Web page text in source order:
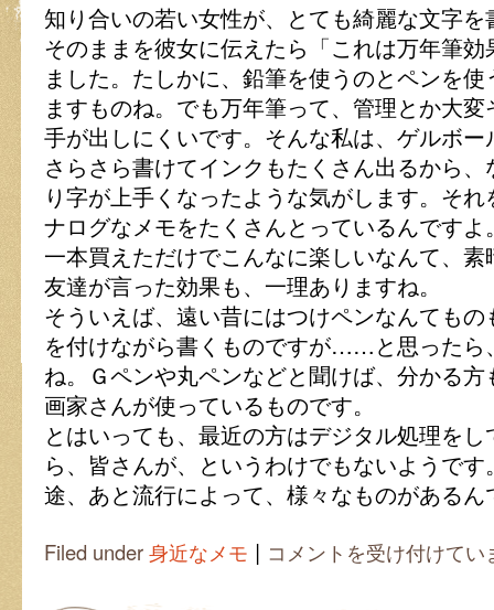
知り合いの若い女性が、とても綺麗な文字
そのままを彼女に伝えたら「これは万年筆
ました。たしかに、鉛筆を使うのとペンを
ますものね。でも万年筆って、管理とか大
手が出しにくいです。そんな私は、ゲルボ
さらさら書けてインクもたくさん出るから
り字が上手くなったような気がします。そ
ナログなメモをたくさんとっているんです
一本買えただけでこんなに楽しいなんて、
友達が言った効果も、一理ありますね。
そういえば、遠い昔にはつけペンなんても
を付けながら書くものですが……と思ったら
ね。Ｇペンや丸ペンなどと聞けば、分かる
画家さんが使っているものです。
とはいっても、最近の方はデジタル処理を
ら、皆さんが、というわけでもないようで
途、あと流行によって、様々なものがあるん
Filed under身近なメモ |
筆
記
コメントを受け付けてい